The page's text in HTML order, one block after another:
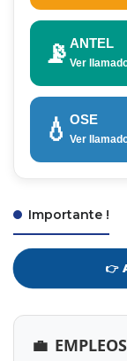
📡 ANTEL
Ver
💧 OSE
Ver
Importante !
👉
💼